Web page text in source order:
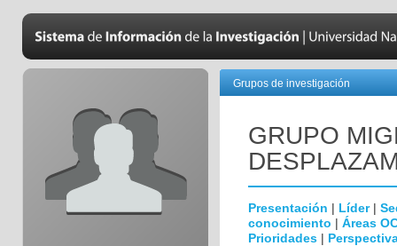
Grupos de investigación
GRUPO
Presentación | Líder|
conocimiento | Áreas
Prioridades |